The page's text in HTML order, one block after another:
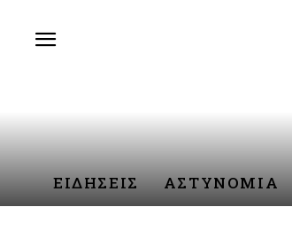
ΕΙΔΗΣΕΙΣ ΑΣΤΥΝΟΜΙΑ